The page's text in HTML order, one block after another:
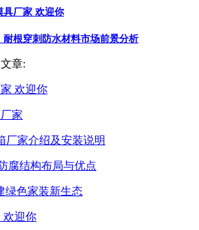
具厂家 欢迎你
耐根穿刺防水材料市场前景分析
章:
欢迎你
家
厂家介绍及安装说明
腐结构布局与优点
绿色家装新生态
欢迎你